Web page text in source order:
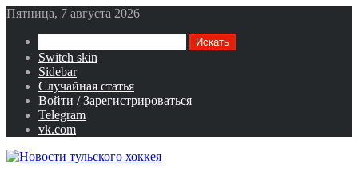
Пятница, 7 августа 2026
Искать
Switch skin
Sidebar
Случайная статья
Войти / Зарегистрироваться
Telegram
vk.com